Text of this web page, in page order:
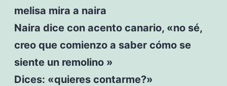
melisa mira a naira
Naira dice con acento canario, «no sé,
creo que comienzo a saber cómo se
siente un remolino »
Dices: «quieres contarme?»